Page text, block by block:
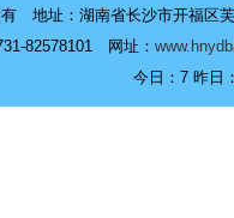
有 地址：湖南省长沙市开福区
82578101 网址：
今日： 7 昨日